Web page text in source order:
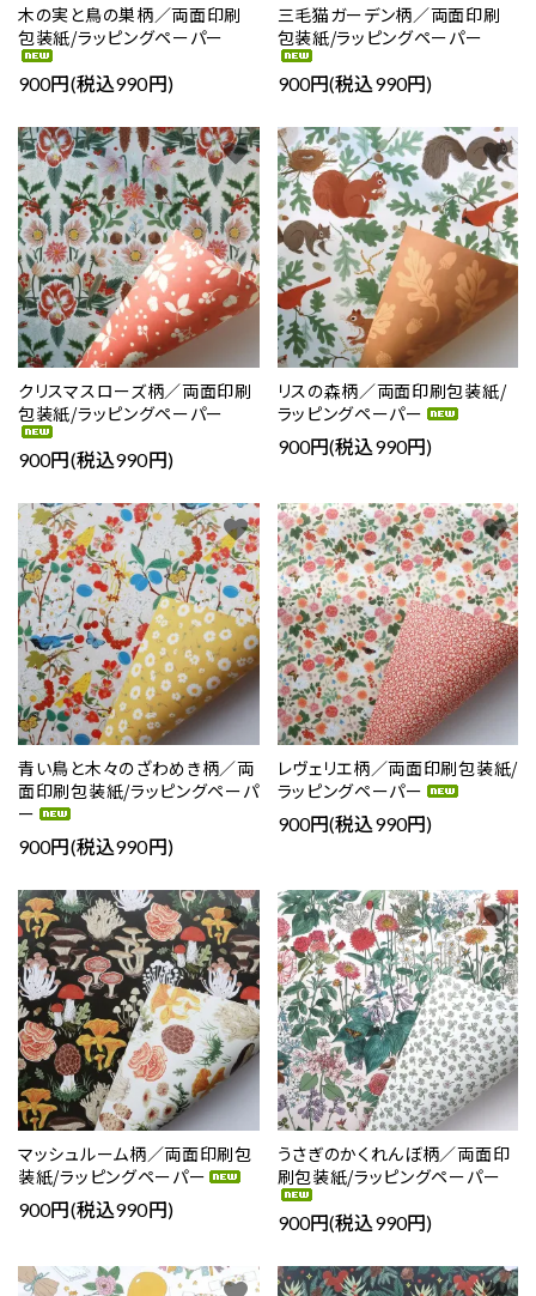
木の実と鳥の巣柄／両面印刷
包装紙/ラッピングペーパー
900円(税込990円)
三毛猫ガーデン柄／両面印刷
包装紙/ラッピングペーパー
900円(税込990円)
クリスマスローズ柄／両面印刷
包装紙/ラッピングペーパー
900円(税込990円)
favorite
リスの森柄／両面印刷包装紙/
ラッピングペーパー
900円(税込990円)
favorite
青い鳥と木々のざわめき柄／両
面印刷包装紙/ラッピングペーパ
ー
900円(税込990円)
favorite
レヴェリエ柄／両面印刷包装紙/
ラッピングペーパー
900円(税込990円)
favorite
マッシュルーム柄／両面印刷包
装紙/ラッピングペーパー
900円(税込990円)
favorite
うさぎのかくれんぼ柄／両面印
刷包装紙/ラッピングペーパー
900円(税込990円)
favorite
キーワード
カテゴリー
検索する
close